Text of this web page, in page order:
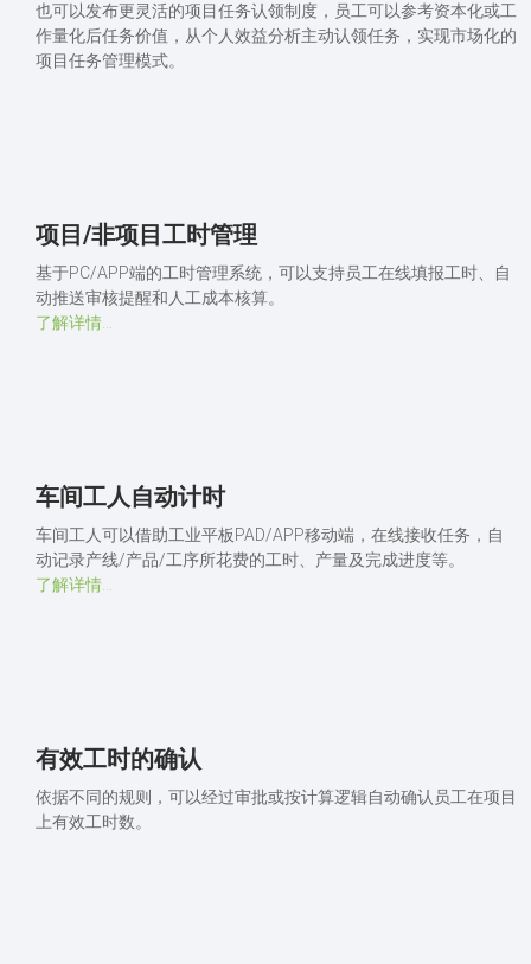
也可以发布更灵活的项目任务认领制度，员工可以参考资本化或工
作量化后任务价值，从个人效益分析主动认领任务，实现市场化的
项目任务管理模式。
项目/非项目工时管理
基于PC/APP端的工时管理系统，可以支持员工在线填报工时、自
动推送审核提醒和人工成本核算。
了解详情...
车间工人自动计时
车间工人可以借助工业平板PAD/APP移动端，在线接收任务，自
动记录产线/产品/工序所花费的工时、产量及完成进度等。
了解详情...
有效工时的确认
依据不同的规则，可以经过审批或按计算逻辑自动确认员工在项目
上有效工时数。